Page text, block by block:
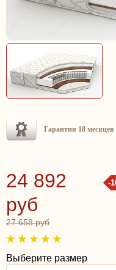
Гарантия 18 месяцев
-
24 892
руб
27 658 руб
Выберите размер